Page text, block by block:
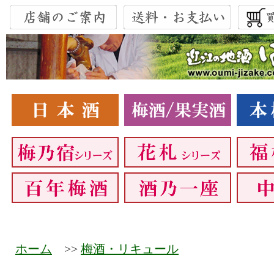
ホーム >> 梅酒・リキュール